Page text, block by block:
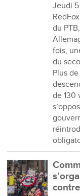
Jeudi
du
fois,
du
Plus
de 130